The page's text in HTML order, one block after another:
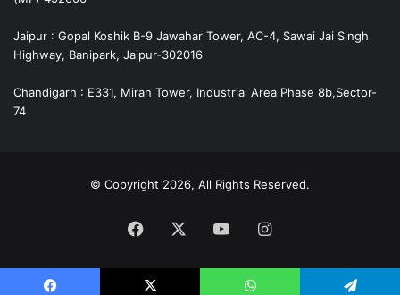
Jaipur : Gopal Koshik B-9 Jawahar Tower, AC-4, Sawai Jai Singh
Highway, Banipark, Jaipur-302016
Chandigarh : E331, Miran Tower, Industrial Area Phase 8b,Sector-
74
© Copyright 2026, All Rights Reserved.
Facebook YouTubeInstagram